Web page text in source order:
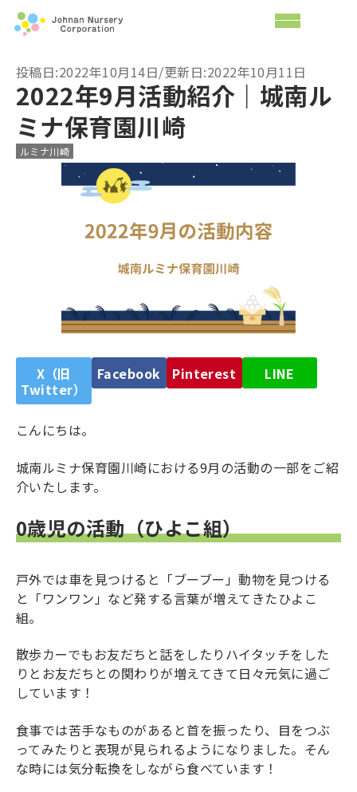
投稿日:2022年10月14日/更新日:2022年10月11日
2022年9月活動紹介｜城南ル
ミナ保育園川崎
ルミナ川崎
X（旧
Twitter）
Facebook Pinterest LINE
こんにちは。
城南ルミナ保育園川崎における9月の活動の一部をご紹
介いたします。
0歳児の活動（ひよこ組）
戸外では車を見つけると「ブーブー」動物を見つける
と「ワンワン」など発する言葉が増えてきたひよこ
組。
散歩カーでもお友だちと話をしたりハイタッチをした
りとお友だちとの関わりが増えてきて日々元気に過ご
しています！
食事では苦手なものがあると首を振ったり、目をつぶ
ってみたりと表現が見られるようになりました。そん
な時には気分転換をしながら食べています！